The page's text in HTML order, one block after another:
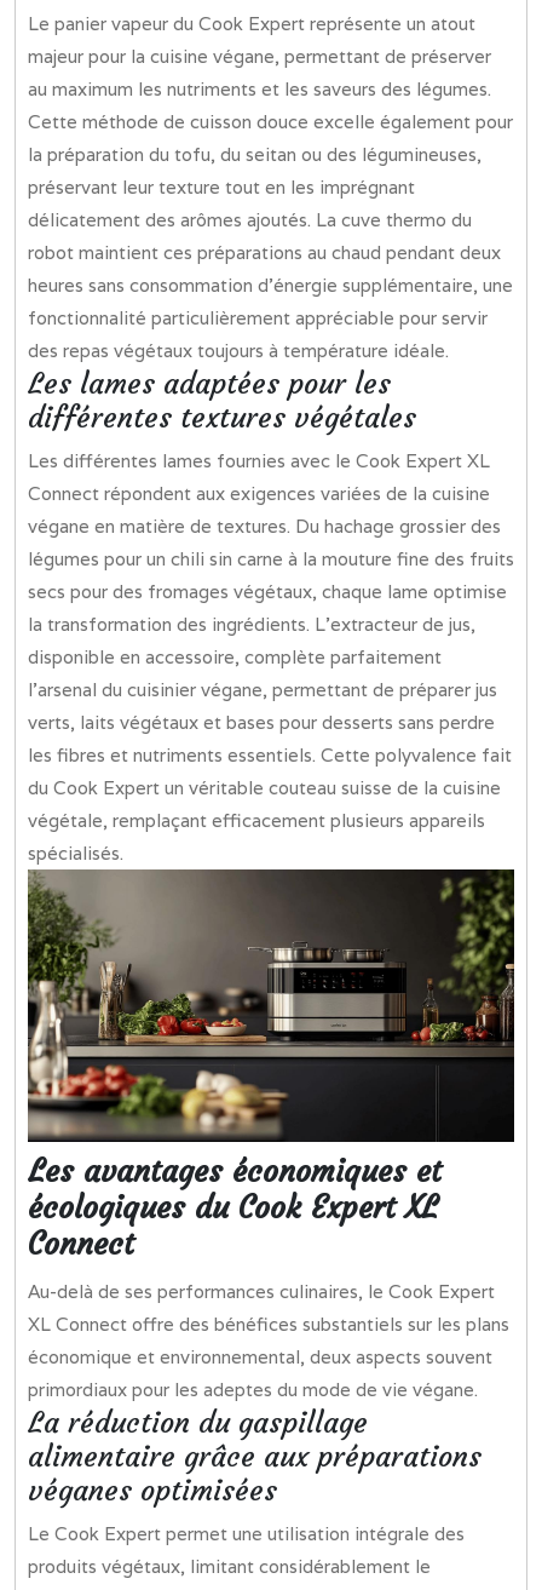
Le panier vapeur du Cook Expert représente un atout
majeur pour la cuisine végane, permettant de préserver
au maximum les nutriments et les saveurs des légumes.
Cette méthode de cuisson douce excelle également pour
la préparation du tofu, du seitan ou des légumineuses,
préservant leur texture tout en les imprégnant
délicatement des arômes ajoutés. La cuve thermo du
robot maintient ces préparations au chaud pendant deux
heures sans consommation d’énergie supplémentaire, une
fonctionnalité particulièrement appréciable pour servir
des repas végétaux toujours à température idéale.
Les lames adaptées pour les
différentes textures végétales
Les différentes lames fournies avec le Cook Expert XL
Connect répondent aux exigences variées de la cuisine
végane en matière de textures. Du hachage grossier des
légumes pour un chili sin carne à la mouture fine des fruits
secs pour des fromages végétaux, chaque lame optimise
la transformation des ingrédients. L’extracteur de jus,
disponible en accessoire, complète parfaitement
l’arsenal du cuisinier végane, permettant de préparer jus
verts, laits végétaux et bases pour desserts sans perdre
les fibres et nutriments essentiels. Cette polyvalence fait
du Cook Expert un véritable couteau suisse de la cuisine
végétale, remplaçant efficacement plusieurs appareils
spécialisés.
Les avantages économiques et
écologiques du Cook Expert XL
Connect
Au-delà de ses performances culinaires, le Cook Expert
XL Connect offre des bénéfices substantiels sur les plans
économique et environnemental, deux aspects souvent
primordiaux pour les adeptes du mode de vie végane.
La réduction du gaspillage
alimentaire grâce aux préparations
véganes optimisées
Le Cook Expert permet une utilisation intégrale des
produits végétaux, limitant considérablement le